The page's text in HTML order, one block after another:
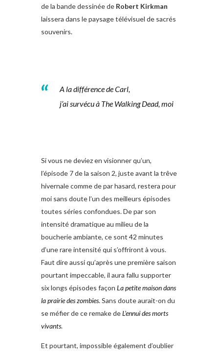
de la bande dessinée de Robert Kirkman
laissera dans le paysage télévisuel de sacrés
souvenirs.
A la différence de Carl,
j’ai survécu à The Walking Dead, moi
Si vous ne deviez en visionner qu’un,
l’épisode 7 de la saison 2, juste avant la trêve
hivernale comme de par hasard, restera pour
moi sans doute l’un des meilleurs épisodes
toutes séries confondues. De par son
intensité dramatique au milieu de la
boucherie ambiante, ce sont 42 minutes
d’une rare intensité qui s’offriront à vous.
Faut dire aussi qu’après une première saison
pourtant impeccable, il aura fallu supporter
six longs épisodes façon La petite maison dans
la prairie des zombies. Sans doute aurait-on du
se méfier de ce remake deL’ennui des morts
vivants.
Et pourtant, impossible également d’oublier